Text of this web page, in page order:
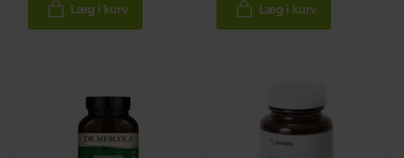
Læg i kurv Læg i kurv